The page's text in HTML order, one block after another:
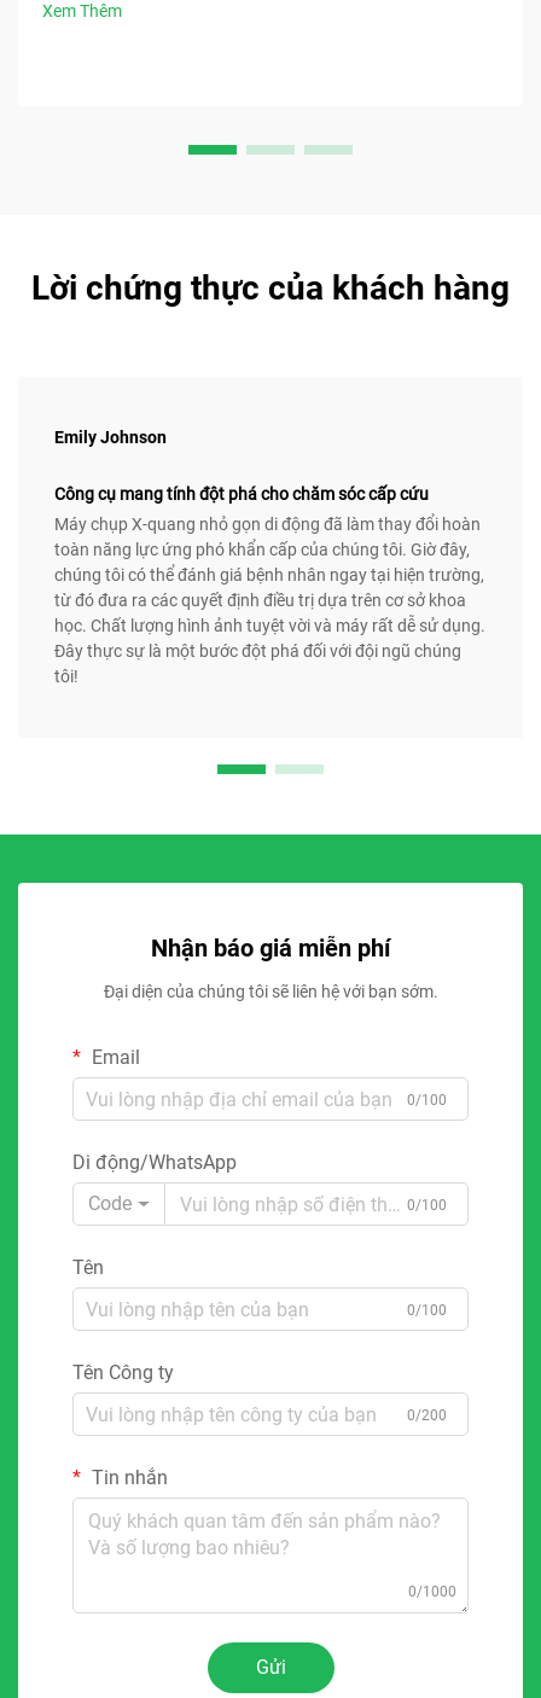
Xem Thêm
Lời chứng thực của khách hàng
Emily Johnson
Công cụ mang tính đột phá cho chăm sóc cấp cứu
Máy chụp X-quang nhỏ gọn di động đã làm thay đổi hoàn
toàn năng lực ứng phó khẩn cấp của chúng tôi. Giờ đây,
chúng tôi có thể đánh giá bệnh nhân ngay tại hiện trường,
từ đó đưa ra các quyết định điều trị dựa trên cơ sở khoa
học. Chất lượng hình ảnh tuyệt vời và máy rất dễ sử dụng.
Đây thực sự là một bước đột phá đối với đội ngũ chúng
tôi!
Nhận báo giá miễn phí
Đại diện của chúng tôi sẽ liên hệ với bạn sớm.
Email
0/100
Di động/WhatsApp
Code
0/100
Tên
0/100
Tên Công ty
0/200
Tin nhắn
0/1000
Gửi